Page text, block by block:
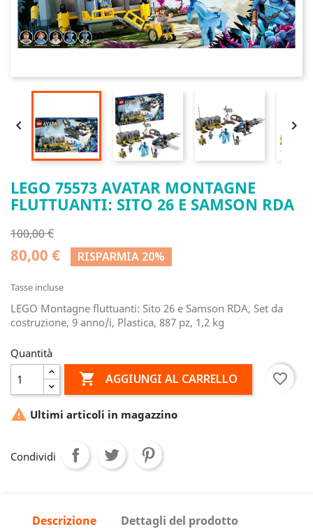
 
LEGO 75573 AVATAR MONTAGNE
FLUTTUANTI: SITO 26 E SAMSON RDA
100,00 €
80,00 € RISPARMIA 20%
Tasse incluse
LEGO Montagne fluttuanti: Sito 26 e Samson RDA, Set da
costruzione, 9 anno/i, Plastica, 887 pz, 1,2 kg
Quantità
 AGGIUNGI AL CARRELLO favorite_border
 Ultimi articoli in magazzino
Condividi
Descrizione Dettagli del prodotto